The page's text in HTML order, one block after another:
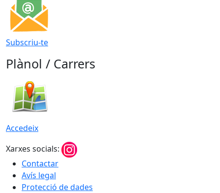
Subscriu-te
Plànol / Carrers
Accedeix
Xarxes socials:
Contactar
Avís legal
Protecció de dades